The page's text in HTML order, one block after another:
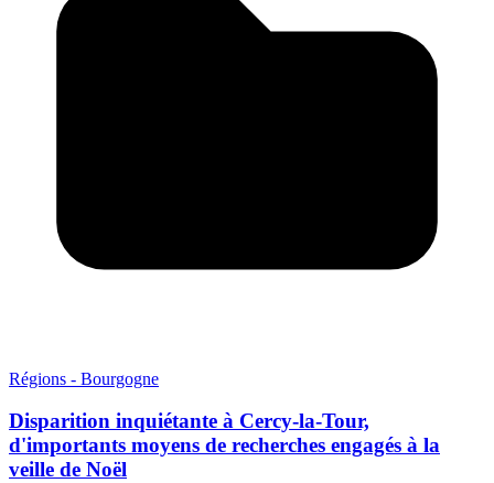
Régions - Bourgogne
Disparition inquiétante à Cercy-la-Tour,
d'importants moyens de recherches engagés à la
veille de Noël